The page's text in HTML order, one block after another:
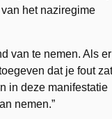
het naziregime
van te nemen. Als er
dat je fout
in deze manifestatie
nemen.”